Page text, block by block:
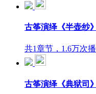
古筝演绎《半壶纱
共1章节，1.6万次
古筝演绎《典狱司